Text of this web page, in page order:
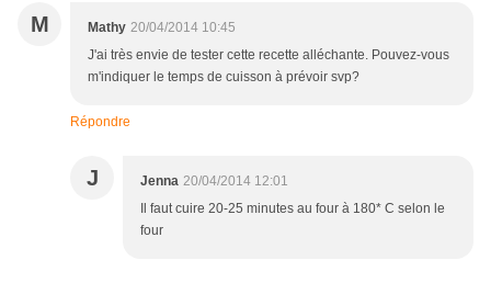
M Mathy 20/04/2014 10:45
J'ai très envie de tester cette recette alléchante. Pouvez-vous
m'indiquer le temps de cuisson à prévoir svp?
Répondre
J Jenna 20/04/2014 12:01
Il faut cuire 20-25 minutes au four à 180* C selon le
four